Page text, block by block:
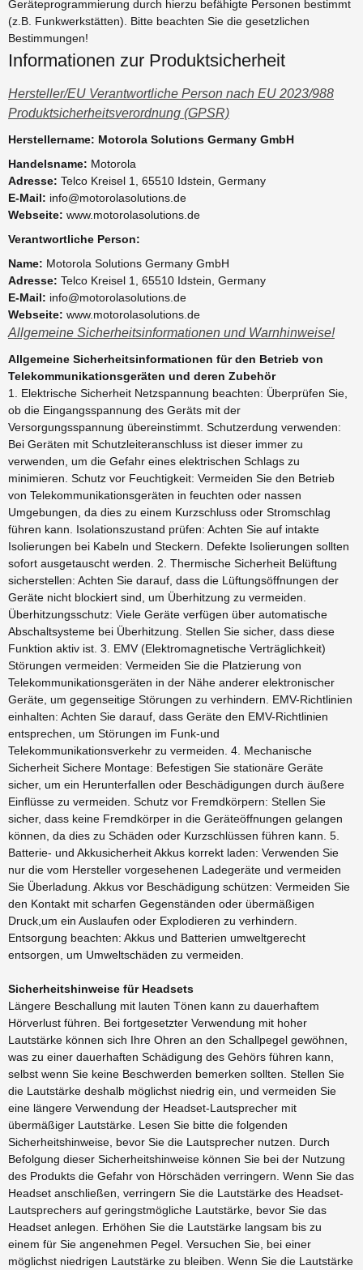
Geräteprogrammierung durch hierzu befähigte Personen bestimmt
(z.B. Funkwerkstätten). Bitte beachten Sie die gesetzlichen
Bestimmungen!
Informationen zur Produktsicherheit
Hersteller/EU Verantwortliche Person nach EU 2023/988
Produktsicherheitsverordnung (GPSR)
Herstellername: Motorola Solutions Germany GmbH
Handelsname: Motorola
Adresse: Telco Kreisel 1, 65510 Idstein, Germany
E-Mail: info@motorolasolutions.de
Webseite: www.motorolasolutions.de
Verantwortliche Person:
Name: Motorola Solutions Germany GmbH
Adresse: Telco Kreisel 1, 65510 Idstein, Germany
E-Mail: info@motorolasolutions.de
Webseite: www.motorolasolutions.de
Allgemeine Sicherheitsinformationen und Warnhinweise!
Allgemeine Sicherheitsinformationen für den Betrieb von
Telekommunikationsgeräten und deren Zubehör
1. Elektrische Sicherheit Netzspannung beachten: Überprüfen Sie,
ob die Eingangsspannung des Geräts mit der
Versorgungsspannung übereinstimmt. Schutzerdung verwenden:
Bei Geräten mit Schutzleiteranschluss ist dieser immer zu
verwenden, um die Gefahr eines elektrischen Schlags zu
minimieren. Schutz vor Feuchtigkeit: Vermeiden Sie den Betrieb
von Telekommunikationsgeräten in feuchten oder nassen
Umgebungen, da dies zu einem Kurzschluss oder Stromschlag
führen kann. Isolationszustand prüfen: Achten Sie auf intakte
Isolierungen bei Kabeln und Steckern. Defekte Isolierungen sollten
sofort ausgetauscht werden. 2. Thermische Sicherheit Belüftung
sicherstellen: Achten Sie darauf, dass die Lüftungsöffnungen der
Geräte nicht blockiert sind, um Überhitzung zu vermeiden.
Überhitzungsschutz: Viele Geräte verfügen über automatische
Abschaltsysteme bei Überhitzung. Stellen Sie sicher, dass diese
Funktion aktiv ist. 3. EMV (Elektromagnetische Verträglichkeit)
Störungen vermeiden: Vermeiden Sie die Platzierung von
Telekommunikationsgeräten in der Nähe anderer elektronischer
Geräte, um gegenseitige Störungen zu verhindern. EMV-Richtlinien
einhalten: Achten Sie darauf, dass Geräte den EMV-Richtlinien
entsprechen, um Störungen im Funk-und
Telekommunikationsverkehr zu vermeiden. 4. Mechanische
Sicherheit Sichere Montage: Befestigen Sie stationäre Geräte
sicher, um ein Herunterfallen oder Beschädigungen durch äußere
Einflüsse zu vermeiden. Schutz vor Fremdkörpern: Stellen Sie
sicher, dass keine Fremdkörper in die Geräteöffnungen gelangen
können, da dies zu Schäden oder Kurzschlüssen führen kann. 5.
Batterie- und Akkusicherheit Akkus korrekt laden: Verwenden Sie
nur die vom Hersteller vorgesehenen Ladegeräte und vermeiden
Sie Überladung. Akkus vor Beschädigung schützen: Vermeiden Sie
den Kontakt mit scharfen Gegenständen oder übermäßigen
Druck,um ein Auslaufen oder Explodieren zu verhindern.
Entsorgung beachten: Akkus und Batterien umweltgerecht
entsorgen, um Umweltschäden zu vermeiden.
Sicherheitshinweise für Headsets
Längere Beschallung mit lauten Tönen kann zu dauerhaftem
Hörverlust führen. Bei fortgesetzter Verwendung mit hoher
Lautstärke können sich Ihre Ohren an den Schallpegel gewöhnen,
was zu einer dauerhaften Schädigung des Gehörs führen kann,
selbst wenn Sie keine Beschwerden bemerken sollten. Stellen Sie
die Lautstärke deshalb möglichst niedrig ein, und vermeiden Sie
eine längere Verwendung der Headset-Lautsprecher mit
übermäßiger Lautstärke. Lesen Sie bitte die folgenden
Sicherheitshinweise, bevor Sie die Lautsprecher nutzen. Durch
Befolgung dieser Sicherheitshinweise können Sie bei der Nutzung
des Produkts die Gefahr von Hörschäden verringern. Wenn Sie das
Headset anschließen, verringern Sie die Lautstärke des Headset-
Lautsprechers auf geringstmögliche Lautstärke, bevor Sie das
Headset anlegen. Erhöhen Sie die Lautstärke langsam bis zu
einem für Sie angenehmen Pegel. Versuchen Sie, bei einer
möglichst niedrigen Lautstärke zu bleiben. Wenn Sie die Lautstärke